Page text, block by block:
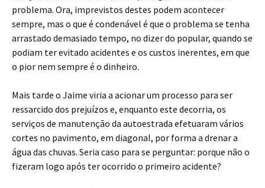
problema. Ora, imprevistos destes podem acontecer
sempre, mas o que é condenável é que o problema se tenha
arrastado demasiado tempo, no dizer do popular, quando se
podiam ter evitado acidentes e os custos inerentes, em que
o pior nem sempre é o dinheiro.
Mais tarde o Jaime viria a acionar um processo para ser
ressarcido dos prejuízos e, enquanto este decorria, os
serviços de manutenção da autoestrada efetuaram vários
cortes no pavimento, em diagonal, por forma a drenar a
água das chuvas. Seria caso para se perguntar: porque não o
fizeram logo após ter ocorrido o primeiro acidente?